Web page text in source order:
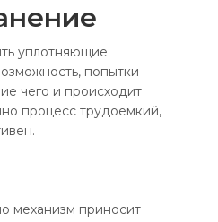
уплотняющие
попытки
чего и происходит
процесс трудоемкий,
механизм приносит